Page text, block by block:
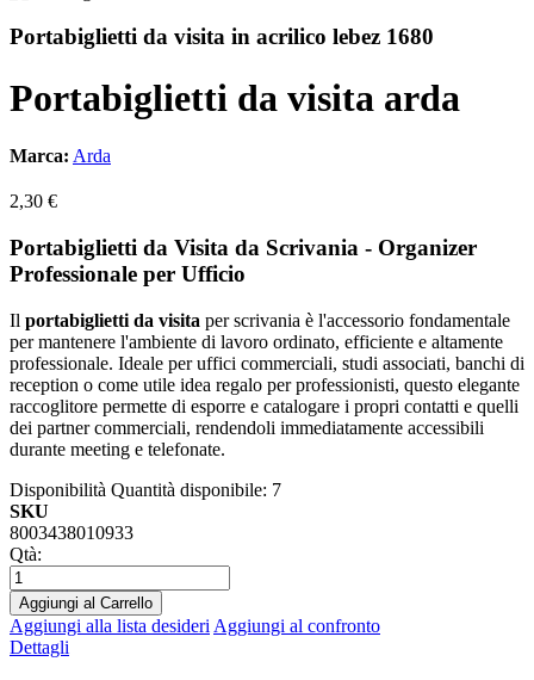
Portabiglietti da visita in acrilico lebez 1680
Portabiglietti da visita arda
Marca: Arda
2,30 €
Portabiglietti da Visita da Scrivania - Organizer
Professionale per Ufficio
Il portabiglietti da visita per scrivania è l'accessorio fondamentale
per mantenere l'ambiente di lavoro ordinato, efficiente e altamente
professionale. Ideale per uffici commerciali, studi associati, banchi di
reception o come utile idea regalo per professionisti, questo elegante
raccoglitore permette di esporre e catalogare i propri contatti e quelli
dei partner commerciali, rendendoli immediatamente accessibili
durante meeting e telefonate.
Disponibilità Quantità disponibile: 7
SKU
8003438010933
Qtà:
Aggiungi al Carrello
Aggiungi alla lista desideri Aggiungi al confronto
Dettagli